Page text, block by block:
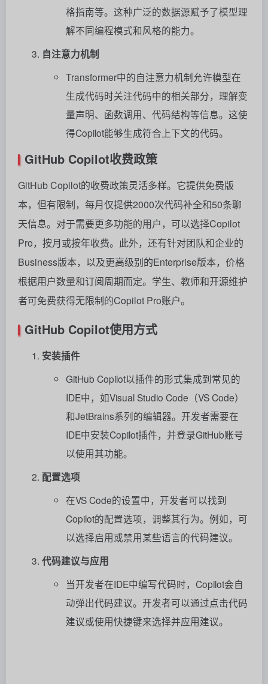
格指南等。这种广泛的数据源赋予了模型理
解不同编程模式和风格的能力。
自注意力机制
Transformer中的自注意力机制允许模型在
生成代码时关注代码中的相关部分，理解变
量声明、函数调用、代码结构等信息。这使
得Copilot能够生成符合上下文的代码。
GitHub Copilot收费政策
GitHub Copilot的收费政策灵活多样。它提供免费版
本，但有限制，每月仅提供2000次代码补全和50条聊
天信息。对于需要更多功能的用户，可以选择Copilot
Pro，按月或按年收费。此外，还有针对团队和企业的
Business版本，以及更高级别的Enterprise版本，价格
根据用户数量和订阅周期而定。学生、教师和开源维护
者可免费获得无限制的Copilot Pro账户。
GitHub Copilot使用方式
安装插件
GitHub Copilot以插件的形式集成到常见的
IDE中，如Visual Studio Code（VS Code）
和JetBrains系列的编辑器。开发者需要在
IDE中安装Copilot插件，并登录GitHub账号
以使用其功能。
配置选项
在VS Code的设置中，开发者可以找到
Copilot的配置选项，调整其行为。例如，可
以选择启用或禁用某些语言的代码建议。
代码建议与应用
当开发者在IDE中编写代码时，Copilot会自
动弹出代码建议。开发者可以通过点击代码
建议或使用快捷键来选择并应用建议。